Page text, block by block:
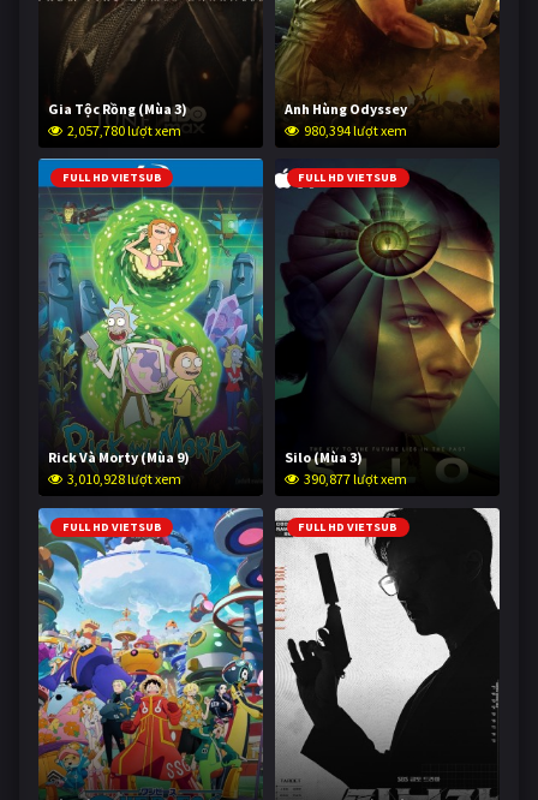
Gia Tộc Rồng (Mùa 3)
2,057,780 lượt xem
Anh Hùng Odyssey
980,394 lượt xem
FULL HD VIETSUB
Rick Và Morty (Mùa 9)
3,010,928 lượt xem
FULL HD VIETSUB
Silo (Mùa 3)
390,877 lượt xem
FULL HD VIETSUB FULL HD VIETSUB